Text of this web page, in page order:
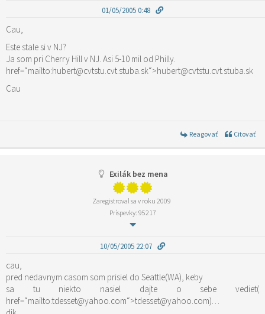
01/05/2005 0:48
Cau,
Este stale si v NJ?
Ja som pri Cherry Hill v NJ. Asi 5-10 mil od Philly.
href=“mailto:hubert@cvtstu.cvt.stuba.sk“>hubert@cvtstu.cvt.stuba.sk
Cau
Reagovať Citovať
Exilák bez mena
Zaregistroval sa v roku 2009
Príspevky: 95217
10/05/2005 22:07
cau,
pred nedavnym casom som prisiel do Seattle(WA), keby
sa tu niekto nasiel dajte o sebe vediet(
href=“mailto:tdesset@yahoo.com“>tdesset@yahoo.com)…